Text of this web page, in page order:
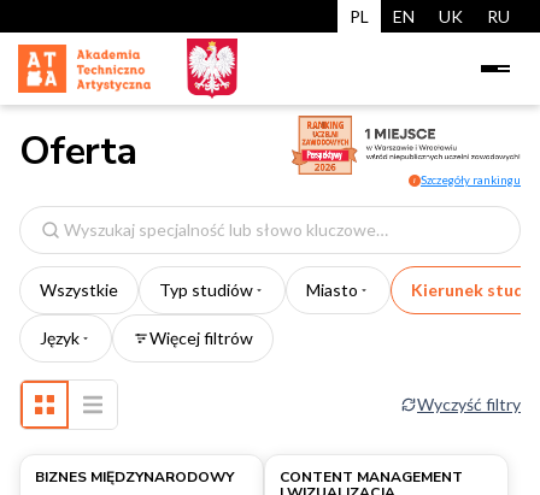
PL EN UK RU
Oferta
i Szczegóły rankingu
Wyszukaj
specjalność
Wszystkie Typ studiów Miasto Kierunek
Język Więcej filtrów
Wyczyść filtry
Warszawa
BIZNES MIĘDZYNARODOWY Warszawa
CONTENT MANAGEMENT